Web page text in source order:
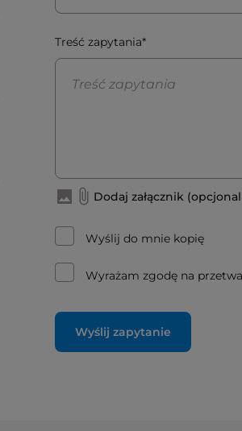
Treść zapytania*
Dodaj załącznik
Wyślij do mnie kopię
Wyrażam zgodę na
Wyślij zapytanie